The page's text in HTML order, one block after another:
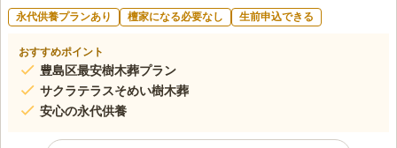
永代供養プランあり 檀家になる必要なし 生前申込できる
おすすめポイント
豊島区最安樹木葬プラン
サクラテラスそめい樹木葬
安心の永代供養